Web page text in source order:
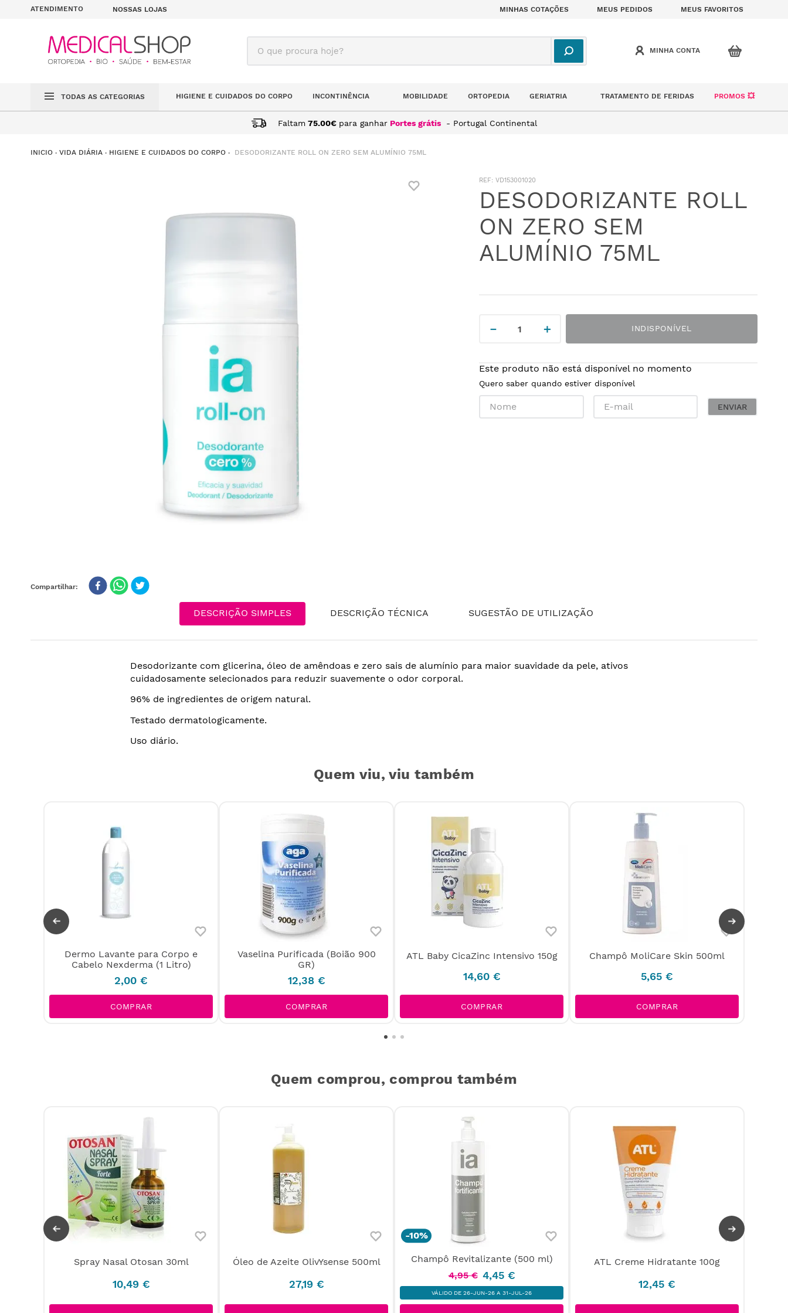
ATENDIMENTO NOSSAS LOJAS MINHAS COTAÇÕES MEUS PEDIDOS MEUS FAVORITOS
O que procura hoje?
TODAS AS CATEGORIAS HIGIENE E CUIDADOS DO CORPO INCONTINÊNCIA MOBILIDADE ORTOPEDIA GERIATRIA TRATAMENTO DE FERIDAS PROMOS 💥
Faltam 75.00€ para ganhar Portes grátis - Portugal Continental
VIDA DIÁRIA HIGIENE E CUIDADOS DO CORPO DESODORIZANTE ROLL ON ZERO SEM ALUMÍNIO 75ML
: VD153001020
DESODORIZANTE ROLL
ON ZERO SEM
ALUMÍNIO 75ML
＋
－ INDISPONÍVEL
Este produto não está disponível no momento
Quero saber quando estiver disponível
ENVIAR
DESCRIÇÃO SIMPLES DESCRIÇÃO TÉCNICA SUGESTÃO DE UTILIZAÇÃO
Desodorizante com glicerina, óleo de amêndoas e zero sais de alumínio para maior suavidade da pele, ativos
cuidadosamente selecionados para reduzir suavemente o odor corporal.
96% de ingredientes de origem natural.
Testado dermatologicamente.
Uso diário.
Quem viu, viu também
Dermo Lavante para Corpo e
Cabelo Nexderma (1 Litro)
2,00 €
COMPRAR
Vaselina Purificada (Boião 900
GR)
12,38 €
COMPRAR
ATL Baby CicaZinc Intensivo 150g
14,60 €
COMPRAR
Champô MoliCare Skin 500ml
5,65 €
COMPRAR
Quem comprou, comprou também
Spray Nasal Otosan 30ml
10,49 €
Óleo de Azeite OlivYsense 500ml
27,19 €
-10%
Champô Revitalizante (500 ml)
4,95 € 4,45 €
VÁLIDO DE 26-JUN-26 A 31-JUL-26
ATL Creme Hidratante 100g
12,45 €